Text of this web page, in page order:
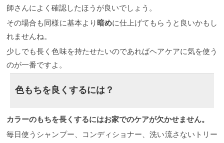
ロンワークでよくいただくオーダーのなかでもアッ
ています。 その中で実際にアッシュで全体を染めさ
うな仕上がりになります。 ９トーンはそんなに暗く
毛に薄めの９トーンのアッシュを重ねた仕上がりで
す。 先ほどの方よりも明るく感じるのは薄めにアッ
青味を入れるとやはり暗くは見えますね。 青味を入
れるとどうしても暗くは見えてしまうのでそこは注
意したいところです。アッシュを使った暗髪のうま
師さんによく確認したほうが良いでしょう。
その場合も同様に基本より 暗めに仕上げてもらうと良いかもし
れませんね。
少しでも長く色味を持たせたいのであればヘアケアに気を使う
のが一番ですよ。
色もちを良くするには？
カラーのもちを長くするにはお家でのケアが欠かせません。
毎日使うシャンプー、コンディショナー、洗い流さないトリー